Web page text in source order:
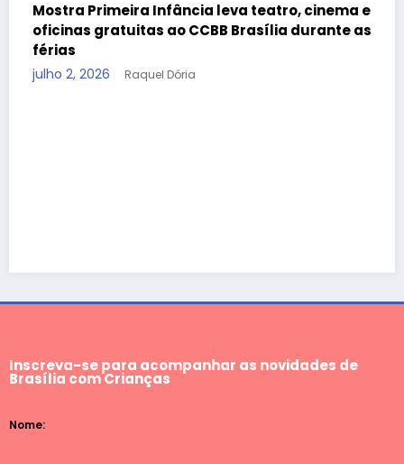
Mostra Primeira Infância leva teatro, cinema e
oficinas gratuitas ao CCBB Brasília durante as
férias
julho 2, 2026 Raquel Dória
Inscreva-se para acompanhar as novidades de
Brasília com Crianças
Nome: